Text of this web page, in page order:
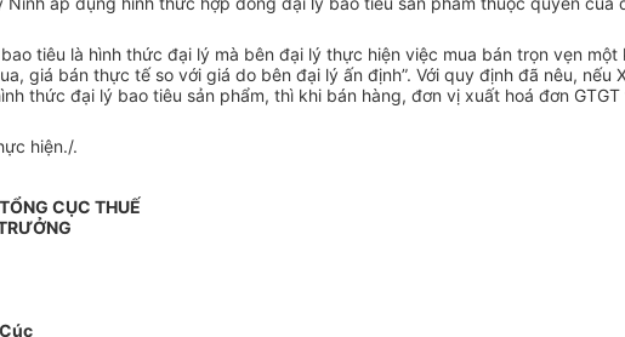
tiêu là hình thức đại lý mà bên đại lý thực hiện việc mua bán trọn vẹn
giá bán thực tế so với giá do bên đại lý ấn định”. Với quy định đã nêu, nếu
thức đại lý bao tiêu sản phẩm, thì khi bán hàng, đơn vị xuất hoá đơn
hiện./.
CỤC THUẾ